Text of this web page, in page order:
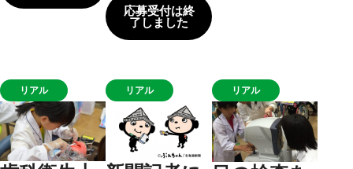
応募受付は終
了しました
リアル リアル リアル